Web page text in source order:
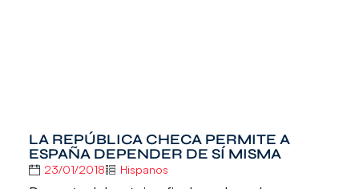
LA REPÚBLICA CHECA PERMITE A
ESPAÑA DEPENDER DE SÍ MISMA
23/01/2018 Hispanos